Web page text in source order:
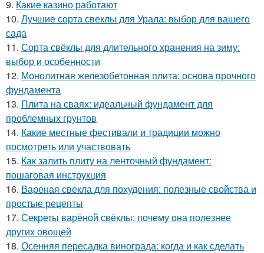
9. Какие казино работают
10. Лучшие сорта свеклы для Урала: выбор для вашего
сада
11. Сорта свёклы для длительного хранения на зиму:
выбор и особенности
12. Монолитная железобетонная плита: основа прочного
фундамента
13. Плита на сваях: идеальный фундамент для
проблемных грунтов
14. Какие местные фестивали и традиции можно
посмотреть или участвовать
15. Как залить плиту на ленточный фундамент:
пошаговая инструкция
16. Вареная свекла для похудения: полезные свойства и
простые рецепты
17. Секреты варёной свёклы: почему она полезнее
других овощей
18. Осенняя пересадка винограда: когда и как сделать